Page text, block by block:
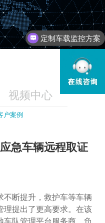
户案例
视频中心
急车辆远程取证
不断提升，救护车等车辆
理提出了更高要求。在该
定制车载监控方案